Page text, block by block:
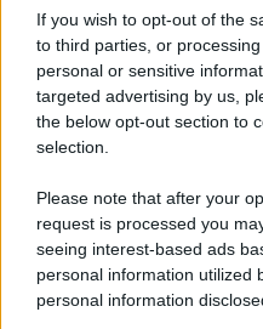
If you wish to opt-out of the
to third parties, or
personal or sensitive
targeted advertising by us,
the below opt-out section to
selection.
Please note that after your
request is processed you
seeing interest-based ads
personal information utilized
personal information
NEL CORSO DI DUE SERATE
Metromare, controlli
sulle corse: oltre 90
diRedazione